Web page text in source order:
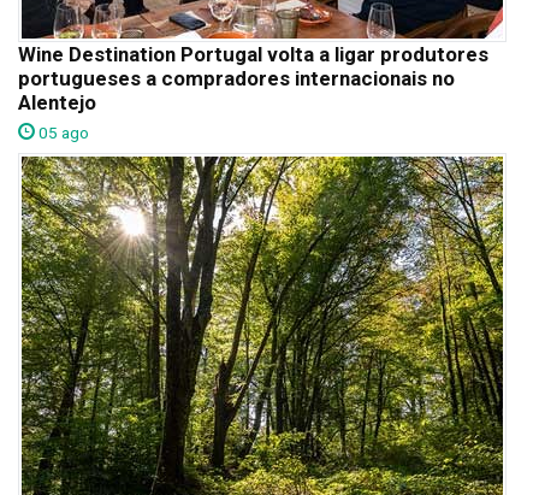
Wine Destination Portugal volta a ligar produtores
portugueses a compradores internacionais no
Alentejo
05 ago